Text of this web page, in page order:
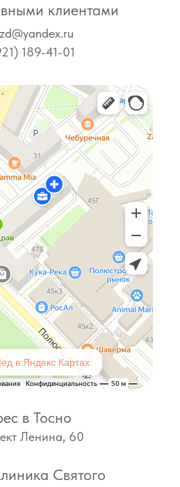
в Яндекс Картах
189-41-01
Ленина, 60
клиентами
Святого
в Тосно